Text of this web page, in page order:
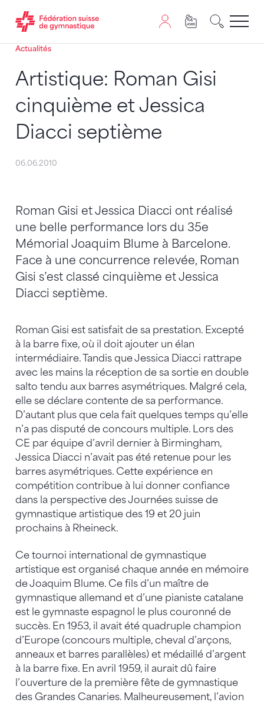
Passer au contenu
Naviguer vers le plan du siten
JavaScript est nécessaire pour naviguer sur ce site.
Actualités
Artistique: Roman Gisi
cinquième et Jessica
Diacci septième
06.06.2010
Roman Gisi et Jessica Diacci ont réalisé
une belle performance lors du 35e
Mémorial Joaquim Blume à Barcelone.
Face à une concurrence relevée, Roman
Gisi s’est classé cinquième et Jessica
Diacci septième.
Roman Gisi est satisfait de sa prestation. Excepté
à la barre fixe, où il doit ajouter un élan
intermédiaire. Tandis que Jessica Diacci rattrape
avec les mains la réception de sa sortie en double
salto tendu aux barres asymétriques. Malgré cela,
elle se déclare contente de sa performance.
D’autant plus que cela fait quelques temps qu’elle
n’a pas disputé de concours multiple. Lors des
CE par équipe d’avril dernier à Birmingham,
Jessica Diacci n’avait pas été retenue pour les
barres asymétriques. Cette expérience en
compétition contribue à lui donner confiance
dans la perspective des Journées suisse de
gymnastique artistique des 19 et 20 juin
prochains à Rheineck.
Ce tournoi international de gymnastique
artistique est organisé chaque année en mémoire
de Joaquim Blume. Ce fils d’un maître de
gymnastique allemand et d’une pianiste catalane
est le gymnaste espagnol le plus couronné de
succès. En 1953, il avait été quadruple champion
d’Europe (concours multiple, cheval d’arçons,
anneaux et barres parallèles) et médaillé d’argent
à la barre fixe. En avril 1959, il aurait dû faire
l’ouverture de la première fête de gymnastique
des Grandes Canaries. Malheureusement, l’avion